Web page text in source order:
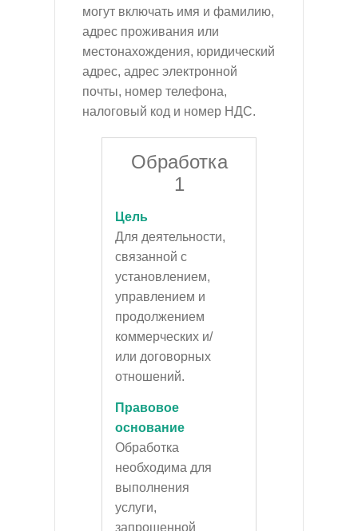
могут включать имя и фамилию,
адрес проживания или
местонахождения, юридический
адрес, адрес электронной
почты, номер телефона,
налоговый код и номер НДС.
Обработка
1
Цель
Для деятельности,
связанной с
установлением,
управлением и
продолжением
коммерческих и/
или договорных
отношений.
Правовое
основание
Обработка
необходима для
выполнения
услуги,
запрошенной